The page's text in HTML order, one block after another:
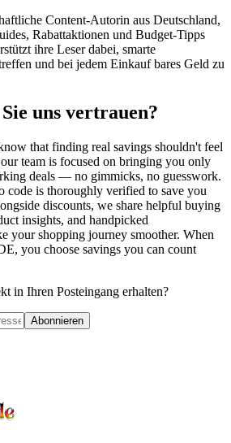
Content-Autorin aus Deutschland,
Rabattaktionen und Budget-Tipps
ihre Leser dabei, smarte
und bei jedem Einkauf bares Geld zu
uns vertrauen?
that finding real savings shouldn't feel
team is focused on bringing you only
deals — no gimmicks, no guesswork.
code is thoroughly verified to save you
discounts, we share helpful buying
insights, and handpicked
your shopping journey smoother. When
, you choose savings you can count
in Ihren Posteingang erhalten?
Abonnieren